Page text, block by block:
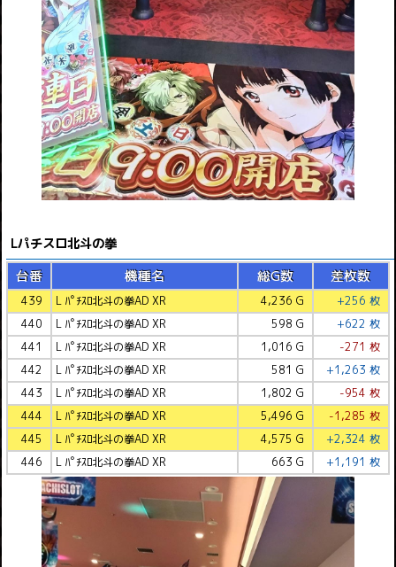
Lパチスロ北斗の拳
台番 機種名 総G数 差枚数
439 L ﾊﾟﾁｽﾛ北斗の拳AD XR 4,236 G
+256 枚
440
L ﾊﾟﾁｽﾛ北斗の拳AD XR 598 G
+622 枚
441
L ﾊﾟﾁｽﾛ北斗の拳AD XR 1,016 G
-271 枚
442
L ﾊﾟﾁｽﾛ北斗の拳AD XR 581 G
+1,263 枚
443
L ﾊﾟﾁｽﾛ北斗の拳AD XR 1,802 G
-954 枚
444
L ﾊﾟﾁｽﾛ北斗の拳AD XR 5,496 G
-1,285 枚
445
L ﾊﾟﾁｽﾛ北斗の拳AD XR 4,575 G
+2,324 枚
446
L ﾊﾟﾁｽﾛ北斗の拳AD XR 663 G +1,191 枚